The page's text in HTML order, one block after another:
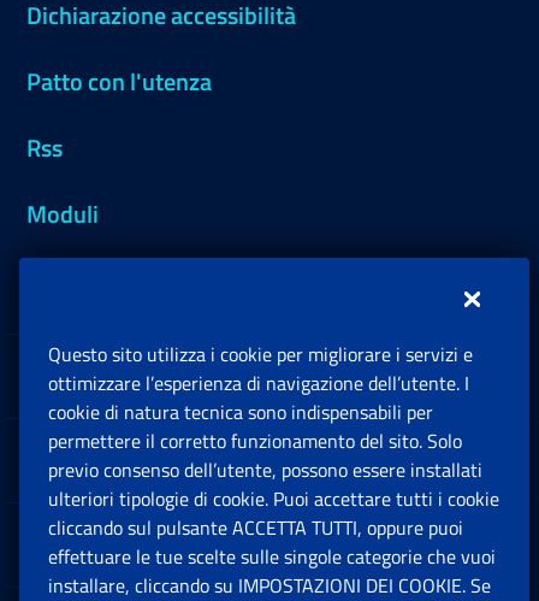
Dichiarazione accessibilità
Patto con l'utenza
Rss
Moduli
Sedi e Contatti
Software
Note Legali
Questo sito utilizza i cookie per migliorare i servizi e
ottimizzare l’esperienza di navigazione dell’utente. I
cookie di natura tecnica sono indispensabili per
permettere il corretto funzionamento del sito. Solo
previo consenso dell’utente, possono essere installati
ulteriori tipologie di cookie. Puoi accettare tutti i cookie
cliccando sul pulsante ACCETTA TUTTI, oppure puoi
effettuare le tue scelte sulle singole categorie che vuoi
installare, cliccando su IMPOSTAZIONI DEI COOKIE. Se